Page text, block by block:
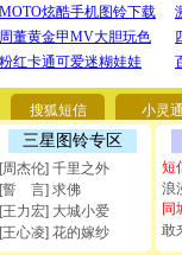
搜狐短信 小灵通
三星图铃专区
[周杰伦] 千里之外
[誓 言] 求佛
[王力宏] 大城小爱
[王心凌] 花的嫁纱
短
浪
同
敢